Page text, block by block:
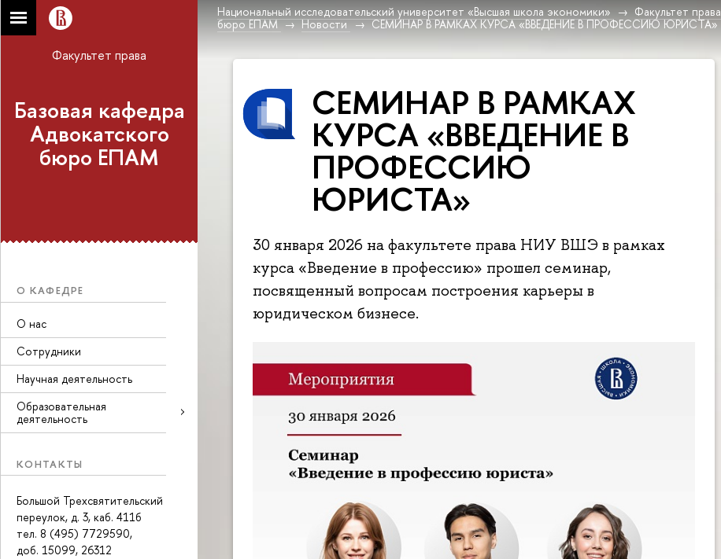
Национальный исследовательский университет «Высшая школа экономики» Факультет права
бюро ЕПАМ
Новости СЕМИНАР В РАМКАХ КУРСА «ВВЕДЕНИЕ В ПРОФЕССИЮ ЮРИСТА»
Факультет права
Базовая кафедра
Адвокатского
бюро ЕПАМ
О КАФЕДРЕ
О нас
Сотрудники
Научная деятельность
Образовательная
деятельность
КОНТАКТЫ
Большой Трехсвятительский
переулок, д. 3, каб. 411б
тел. 8 (495) 7729590,
доб. 15099, 26312
СЕМИНАР В РАМКАХ
КУРСА «ВВЕДЕНИЕ В
ПРОФЕССИЮ
ЮРИСТА»
30 января 2026 на факультете права НИУ ВШЭ в рамках
курса «Введение в профессию» прошел семинар,
посвященный вопросам построения карьеры в
юридическом бизнесе.